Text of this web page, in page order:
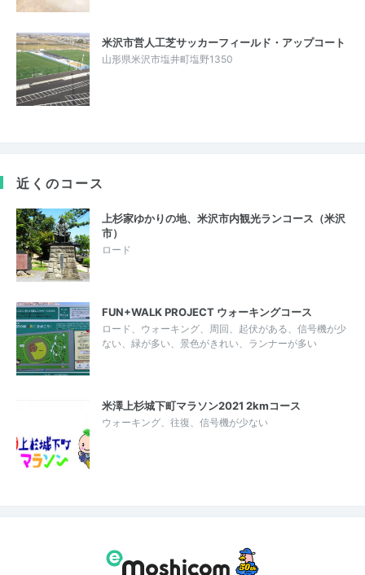
米沢市営人工芝サッカーフィールド・アップコート
山形県米沢市塩井町塩野1350
近くのコース
上杉家ゆかりの地、米沢市内観光ランコース（米沢
市）
ロード
FUN+WALK PROJECT ウォーキングコース
ロード、ウォーキング、周回、起伏がある、信号機が少
ない、緑が多い、景色がきれい、ランナーが多い
米澤上杉城下町マラソン2021 2kmコース
ウォーキング、往復、信号機が少ない